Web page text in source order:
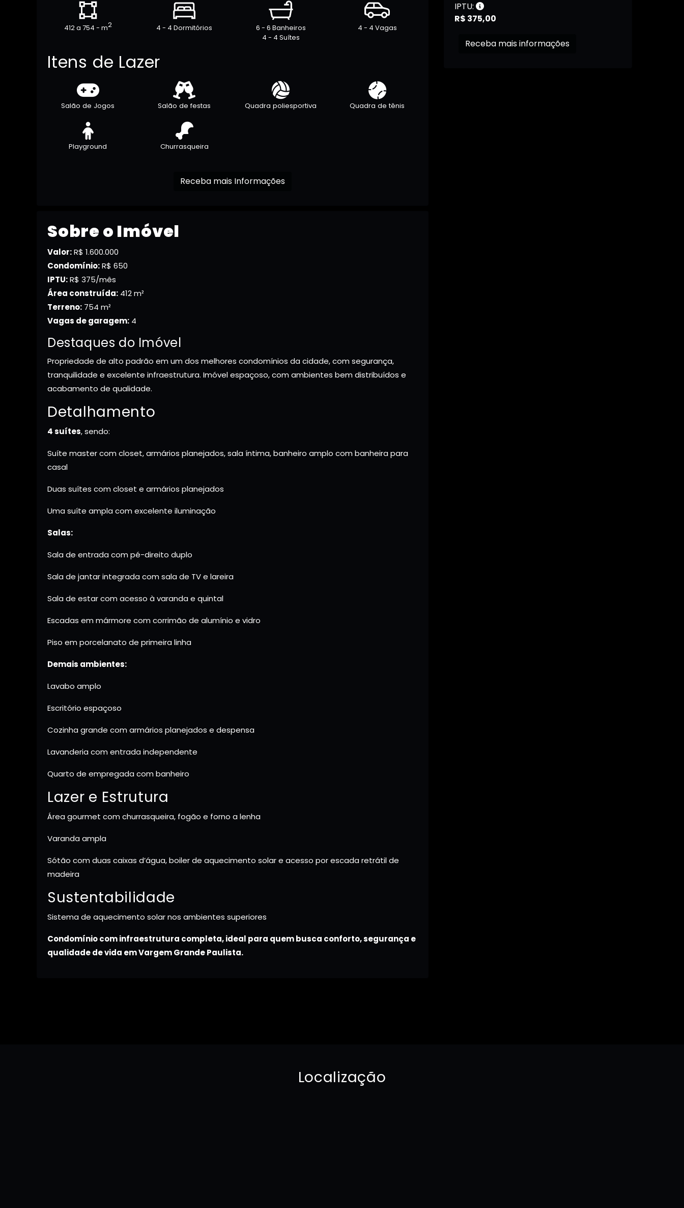
412 a 754 - m2 4 - 4 Dormitórios
6 - 6 Banheiros
4 - 4 Suítes
4 - 4 Vagas
Itens de Lazer
Salão de Jogos Salão de festas Quadra poliesportiva Quadra de tênis
Playground Churrasqueira
Receba mais Informações
Sobre o Imóvel
Valor:R$ 1.600.000
Condomínio:R$ 650
IPTU:R$ 375/mês
Área construída: 412 m²
Terreno: 754 m²
Vagas de garagem: 4
Destaques do Imóvel
Propriedade de alto padrão em um dos melhores condomínios da cidade, com segurança,
tranquilidade e excelente infraestrutura. Imóvel espaçoso, com ambientes bem distribuídos e
acabamento de qualidade.
Detalhamento
4 suítes, sendo:
Suíte master com closet, armários planejados, sala íntima, banheiro amplo com banheira para
casal
Duas suítes com closet e armários planejados
Uma suíte ampla com excelente iluminação
Salas:
Sala de entrada com pé-direito duplo
Sala de jantar integrada com sala de TV e lareira
Sala de estar com acesso à varanda e quintal
Escadas em mármore com corrimão de alumínio e vidro
Piso em porcelanato de primeira linha
Demais ambientes:
Lavabo amplo
Escritório espaçoso
Cozinha grande com armários planejados e despensa
Lavanderia com entrada independente
Quarto de empregada com banheiro
Lazer e Estrutura
Área gourmet com churrasqueira, fogão e forno a lenha
Varanda ampla
Sótão com duas caixas d’água, boiler de aquecimento solar e acesso por escada retrátil de
madeira
Sustentabilidade
Sistema de aquecimento solar nos ambientes superiores
Condomínio com infraestrutura completa, ideal para quem busca conforto, segurança e
qualidade de vida em Vargem Grande Paulista.
IPTU:
R$ 375,00
Receba mais informações
Localização